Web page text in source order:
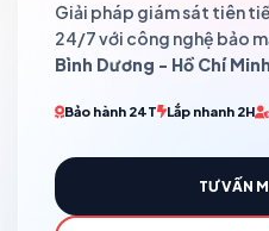
Giải pháp giám sát tiên
24/7 với công nghệ bảo
Bình Dương - Hồ Chí Minh
Bảo hành 24T Lắp nhanh 2H
TƯ VẤN